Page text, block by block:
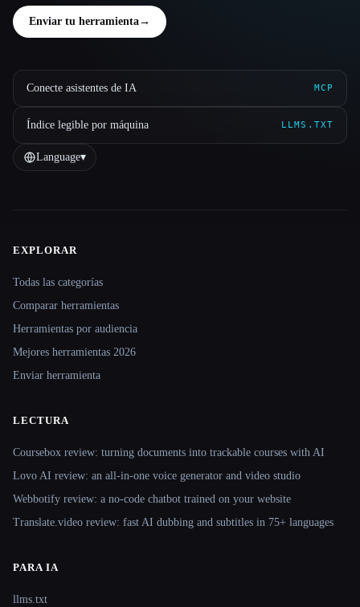
Enviar tu herramienta→
Conecte asistentes de IA MCP
Índice legible por máquina LLMS.TXT
Language▾
Site navigation
EXPLORAR
Todas las categorías
Comparar herramientas
Herramientas por audiencia
Mejores herramientas 2026
Enviar herramienta
LECTURA
Coursebox review: turning documents into trackable courses with AI
Lovo AI review: an all-in-one voice generator and video studio
Webbotify review: a no-code chatbot trained on your website
Translate.video review: fast AI dubbing and subtitles in 75+ languages
PARA IA
llms.txt